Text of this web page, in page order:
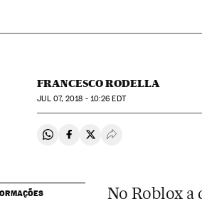
FRANCESCO RODELLA
JUL07, 2018 - 10:26 EDT
Compartir en Whatsapp
Compartir en Facebook
Compartir en Twitter
Desplegar Redes
No Roblox